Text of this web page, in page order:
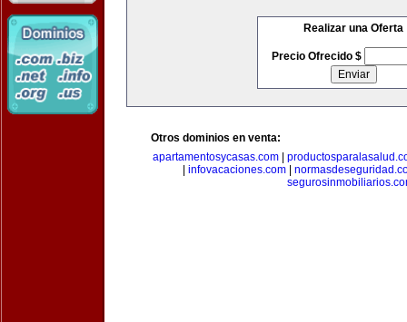
Realizar una Oferta
Precio Ofrecido $
Otros dominios en venta:
apartamentosycasas.com
infovacaciones.com|